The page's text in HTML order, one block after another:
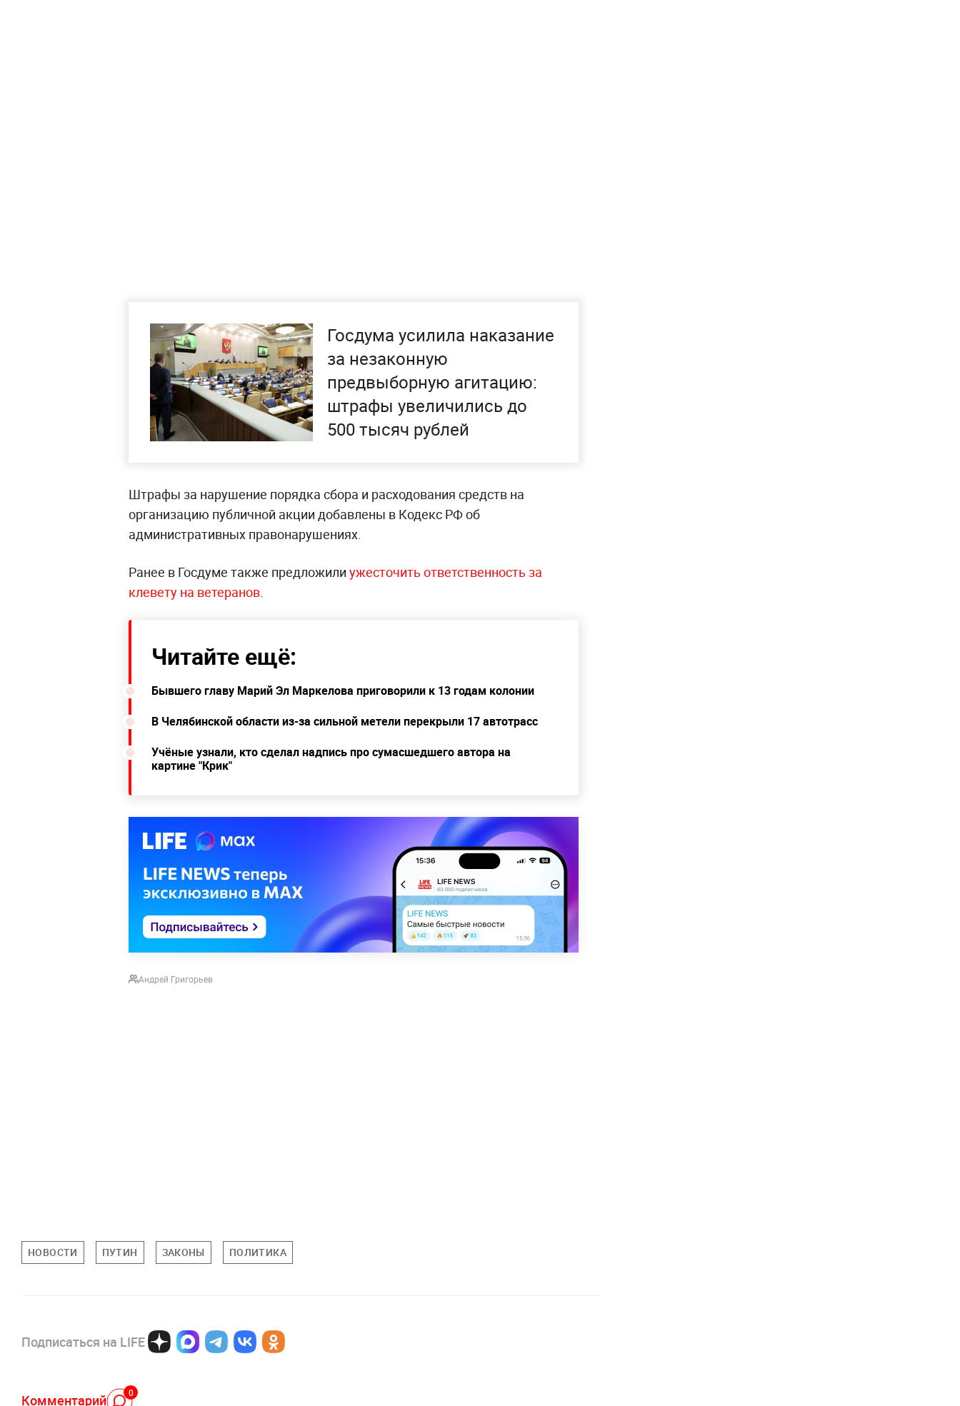
Госдума усилила наказание
за незаконную
предвыборную агитацию:
штрафы увеличились до
500 тысяч рублей
Штрафы за нарушение порядка сбора и расходования средств на
организацию публичной акции добавлены в Кодекс РФ об
административных правонарушениях.
Ранее в Госдуме также предложили ужесточить ответственность за
клевету на ветеранов.
Читайте ещё:
Бывшего главу Марий Эл Маркелова приговорили к 13 годам колонии
В Челябинской области из-за сильной метели перекрыли 17 автотрасс
Учёные узнали, кто сделал надпись про сумасшедшего автора на
картине "Крик"
Андрей Григорьев
НОВОСТИ ПУТИН ЗАКОНЫ ПОЛИТИКА
Подписаться на LIFE
Комментарий 0